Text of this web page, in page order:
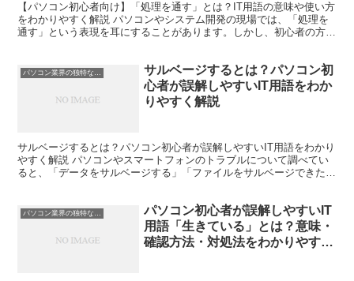
【パソコン初心者向け】「処理を通す」とは？IT用語の意味や使い方
をわかりやすく解説 パソコンやシステム開発の現場では、「処理を
通す」という表現を耳にすることがあります。しかし、初心者の方は
サルベージするとは？パソコン初
心者が誤解しやすいIT用語をわか
りやすく解説
サルベージするとは？パソコン初心者が誤解しやすいIT用語をわかり
やすく解説 パソコンやスマートフォンのトラブルについて調べてい
ると、「データをサルベージする」「ファイルをサルベージできた」
パソコン初心者が誤解しやすいIT
用語「生きている」とは？意味・
確認方法・対処法をわかりやすく